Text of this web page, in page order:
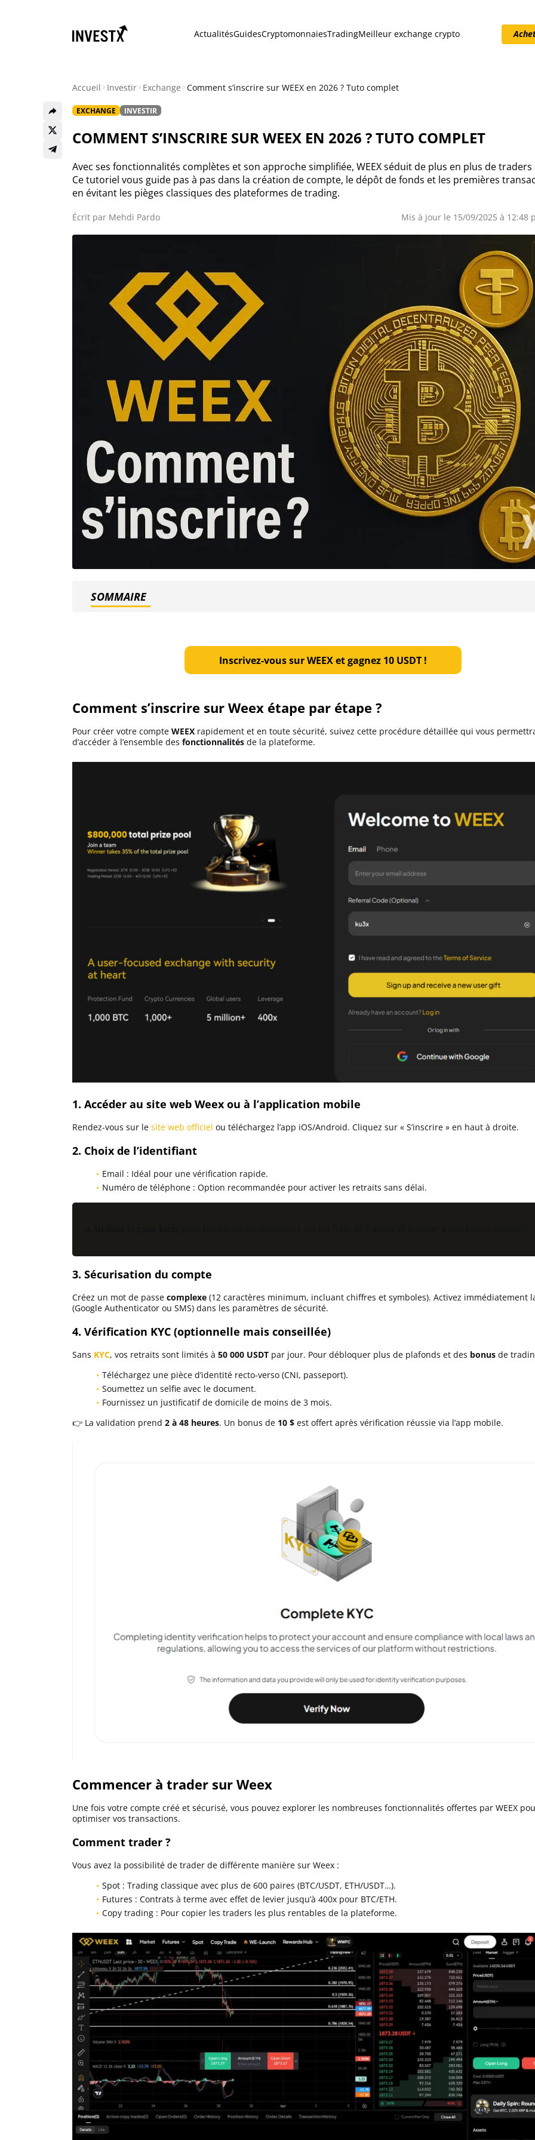
Actualité Bitcoin
Actualité Ethereum
Actualité Altcoins
Actualité Exchange
Actualité IA
Acheter Bitcoin
Acheter Ethereum
Prédictions
Cryptomonnaies
Bitcoin (BTC)
Ethereum (ETH)
Solana (SOL)
Binance Coin (BNB)
Meilleure Prop Firm
Bitget avis
Weex avis
Bitmart avis
ActualitésGuidesCryptomonnaiesTradingMeilleur exchange crypto
Accueil Investir Exchange Comment s’inscrire sur WEEX en 2026 ? Tuto complet
EXCHANGE INVESTIR
COMMENT S’INSCRIRE SUR WEEX EN 2026 ? TUTO COMPLET
Avec ses fonctionnalités complètes et son approche simplifiée, WEEX séduit de plus en plus de
Ce tutoriel vous guide pas à pas dans la création de compte, le dépôt de fonds et les premières
en évitant les pièges classiques des plateformes de trading.
Écrit par Mehdi Pardo Mis à jour le 15/09/2025 à 12:48
SOMMAIRE
Inscrivez-vous sur WEEX et gagnez 10 USDT !
Comment s’inscrire sur Weex étape par étape ?
Pour créer votre compte WEEX rapidement et en toute sécurité, suivez cette procédure détaillée qui vous
d’accéder à l’ensemble des fonctionnalités de la plateforme.
1. Accéder au site web Weex ou à l’application mobile
Rendez-vous sur le site web officiel ou téléchargez l’app iOS/Android. Cliquez sur « S’inscrire » en haut à droite.
2. Choix de l’identifiant
Email : Idéal pour une vérification rapide.
Numéro de téléphone : Option recommandée pour activer les retraits sans délai.
3. Sécurisation du compte
Créez un mot de passe complexe (12 caractères minimum, incluant chiffres et symboles). Activez immédiatement
(Google Authenticator ou SMS) dans les paramètres de sécurité.
4. Vérification KYC (optionnelle mais conseillée)
Sans KYC, vos retraits sont limités à 50 000 USDT par jour. Pour débloquer plus de plafonds et des bonus de
Téléchargez une pièce d’identité recto-verso (CNI, passeport).
Soumettez un selfie avec le document.
Fournissez un justificatif de domicile de moins de 3 mois.
👉 La validation prend 2 à 48 heures. Un bonus de 10 $ est offert après vérification réussie via l’app mobile.
Commencer à trader sur Weex
Une fois votre compte créé et sécurisé, vous pouvez explorer les nombreuses fonctionnalités offertes par WEEX
optimiser vos transactions.
Comment trader ?
Vous avez la possibilité de trader de différente manière sur Weex :
Spot : Trading classique avec plus de 600 paires (BTC/USDT, ETH/USDT…).
Futures : Contrats à terme avec effet de levier jusqu’à 400x pour BTC/ETH.
Copy trading : Pour copier les traders les plus rentables de la plateforme.